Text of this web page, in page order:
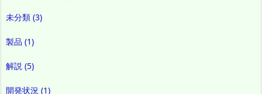
未分類 (3)
製品 (1)
解説 (5)
開発状況 (1)